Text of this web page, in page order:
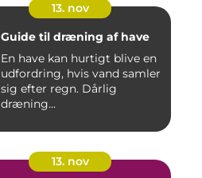
13. nov
Guide til dræning af have
En have kan hurtigt blive en
udfordring, hvis vand samler
sig efter regn. Dårlig
dræning...
13. nov